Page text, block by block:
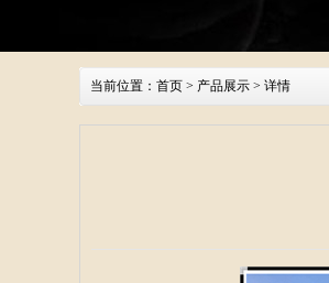
当前位置： 首页 > 产品展示 > 详情